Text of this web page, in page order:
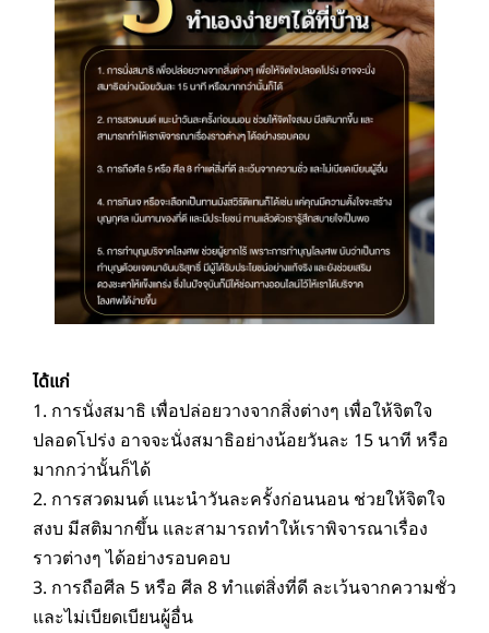
ได้แก่
1. การนั่งสมาธิ เพื่อปล่อยวางจากสิ่งต่างๆ เพื่อให้จิตใจ
ปลอดโปร่ง อาจจะนั่งสมาธิอย่างน้อยวันละ 15 นาที หรือ
มากกว่านั้นก็ได้
2. การสวดมนต์ แนะนำวันละครั้งก่อนนอน ช่วยให้จิตใจ
สงบ มีสติมากขึ้น และสามารถทำให้เราพิจารณาเรื่อง
ราวต่างๆ ได้อย่างรอบคอบ
3. การถือศีล 5 หรือ ศีล 8 ทำแต่สิ่งที่ดี ละเว้นจากความชั่ว
และไม่เบียดเบียนผู้อื่น